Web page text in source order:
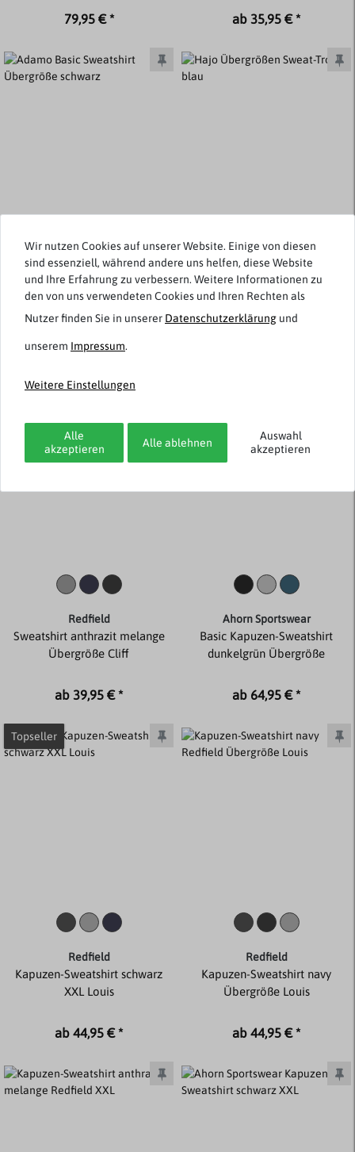
79,95 € * ab 35,95 € *
Adamo
Basic Sweatshirt Übergröße
schwarz
ab 35,95 € *
Hajo
Übergrößen Sweat-Troyer
blau "stay fresh"
Redfield
Sweatshirt anthrazit melange
Übergröße Cliff
ab 39,95 € *
Ahorn Sportswear
Basic Kapuzen-Sweatshirt
dunkelgrün Übergröße
ab 64,95 € *
Topseller
Redfield
Kapuzen-Sweatshirt schwarz
XXL Louis
ab 44,95 € *
Redfield
Kapuzen-Sweatshirt navy
Übergröße Louis
ab 44,95 € *
Wir nutzen Cookies auf unserer Website. Einige von diesen
sind essenziell, während andere uns helfen, diese Website
und Ihre Erfahrung zu verbessern. Weitere Informationen zu
den von uns verwendeten Cookies und Ihren Rechten als
Nutzer finden Sie in unserer Daten­schutz­erklärung und
unserem Impressum.
Weitere Einstellungen
Alle
akzeptieren
Alle ablehnen
Auswahl
akzeptieren